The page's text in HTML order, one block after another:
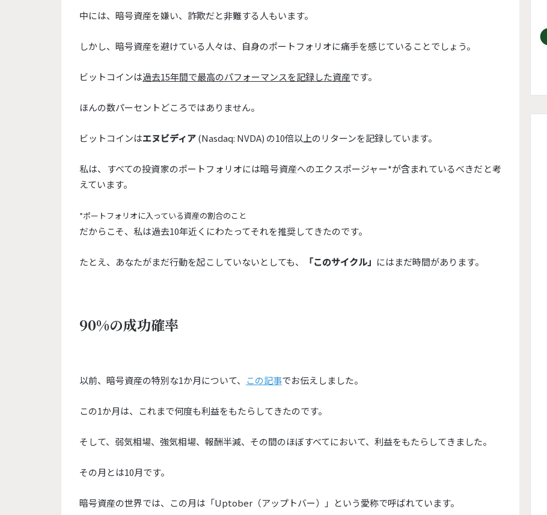
中には、暗号資産を嫌い、詐欺だと非難する人もいます。
しかし、暗号資産を避けている人々は、 自身のポートフォリオに痛手を感じていることでしょう。
ビットコインは過去15年間で最高のパフォーマンスを記録した資産です。
ほんの数パーセントどころではありません。
ビットコインはエヌビディア(Nasdaq: NVDA) の10倍以上のリターンを記録しています。
私は、 すべての投資家のポートフォリオには暗号資産へのエクスポージャー*が含まれているべきだと考
えています。
*ポートフォリオに入っている資産の割合のこと
だからこそ、 私は過去10年近くにわたってそれを推奨してきたのです。
たとえ、あなたがまだ行動を起こしていないとしても、 「このサイクル」 にはまだ時間があります。
90%の成功確率
以前、暗号資産の特別な1か月について、 この記事でお伝えしました。
この1か月は、これまで何度も利益をもたらしてきたのです。
そして、弱気相場、強気相場、報酬半減、 その間のほぼすべてにおいて、利益をもたらしてきました。
その月とは10月です。
暗号資産の世界では、この月は「Uptober（アップトバー） 」という愛称で呼ばれています。